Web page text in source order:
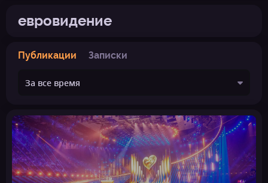
евровидение
Публикации Записки